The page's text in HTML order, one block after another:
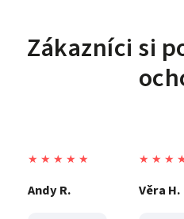
Zákazníci si
★ ★ ★ ★ ★
Andy R.
★ ★ ★
Věra H.